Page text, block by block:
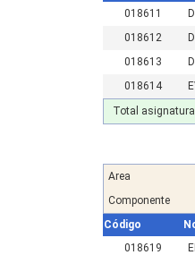
018611
018612
018613
018614
Total
Area
Componente
Código
018619